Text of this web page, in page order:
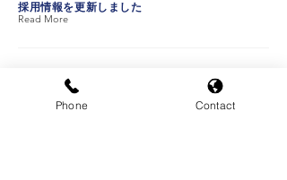
採用情報を更新しました
Read More
2021年4月1日
「テレワーク東京ルール」実践企業宣言登録のお
Phone Contact